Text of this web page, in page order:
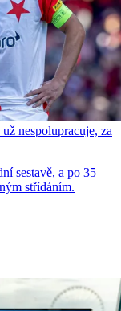
nespolupracuje, za
sestavě, a po 35
střídáním.